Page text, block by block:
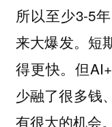
所以至少3-5
来大爆发。短
得更快。但
少融了很多钱
有很大的机会。